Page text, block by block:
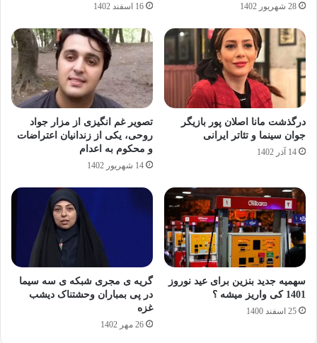
28 شهریور 1402 16 اسفند 1402
درگذشت مانا اصلان پور بازیگر
جوان سینما و تئاتر ایرانی
14 آذر 1402
تصویر غم انگیزی از مزار جواد
روحی، یکی از زندانیان اعتراضات
و محکوم به اعدام
14 شهریور 1402
سهمیه جدید بنزین برای عید نوروز
1401 کی واریز میشه ؟
25 اسفند 1400
گریه ی مجری شبکه ی سه سیما
در پی بمباران وحشتناک دیشب
غزه
26 مهر 1402